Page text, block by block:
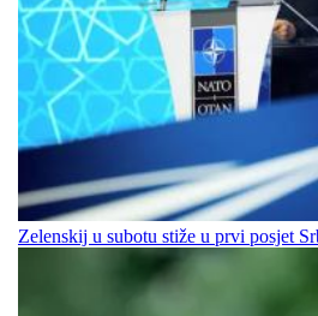
Zelenskij u subotu stiže u prvi posjet